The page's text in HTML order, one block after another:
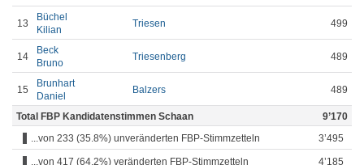
13
Büchel
Kilian
Triesen 499
14
Beck
Bruno
Triesenberg 489
15
Brunhart
Daniel
Balzers 489
Total FBP Kandidatenstimmen Schaan
9’170
...von 233 (35.8%) unveränderten FBP-Stimmzetteln
3’495
...von 417 (64.2%) veränderten FBP-Stimmzetteln 4’185